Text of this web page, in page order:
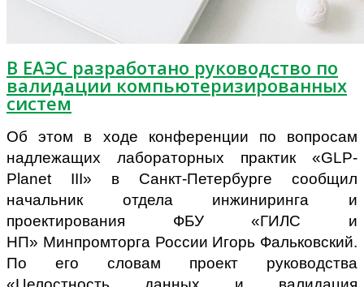
В ЕАЭС разработано руководство по
валидации компьютеризированных
систем
Об этом в ходе конференции по вопросам
надлежащих лабораторных практик «GLP-
Planet III» в Санкт-Петербурге сообщил
начальник отдела инжиниринга и
проектирования ФБУ «ГИЛС и
НП» Минпромторга России Игорь Фальковский.
По его словам проект руководства